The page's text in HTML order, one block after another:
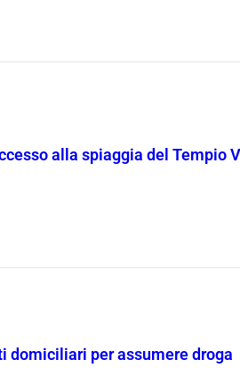
alla spiaggia del Tempio
domiciliari per assumere droga